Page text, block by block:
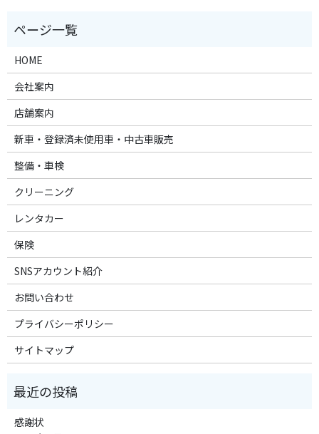
HOME
会社案内
店舗案内
新車・登録済未使用車・中古車販売
整備・車検
クリーニング
レンタカー
保険
SNSアカウント紹介
お問い合わせ
プライバシーポリシー
サイトマップ
感謝状